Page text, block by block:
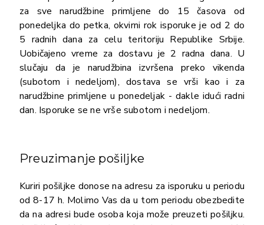
za sve narudžbine primljene do 15 časova od
ponedeljka do petka, okvirni rok isporuke je od 2 do
5 radnih dana za celu teritoriju Republike Srbije.
Uobičajeno vreme za dostavu je 2 radna dana. U
slučaju da je narudžbina izvršena preko vikenda
(subotom i nedeljom), dostava se vrši kao i za
narudžbine primljene u ponedeljak - dakle idući radni
dan. Isporuke se ne vrše subotom i nedeljom.
Preuzimanje pošiljke
Kuriri pošiljke donose na adresu za isporuku u periodu
od 8-17 h. Molimo Vas da u tom periodu obezbedite
da na adresi bude osoba koja može preuzeti pošiljku.